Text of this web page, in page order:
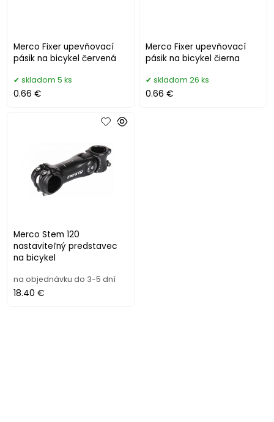
Merco Fixer upevňovací
pásik na bicykel červená
skladom 5 ks
0.66 €
Merco Fixer upevňovací
pásik na bicykel čierna
skladom 26 ks
0.66 €
Merco Stem 120
nastaviteľný predstavec
na bicykel
na objednávku do 3-5 dní
18.40 €